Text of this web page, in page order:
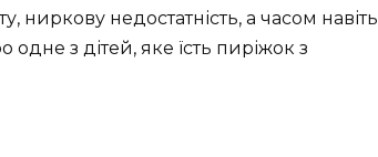
ниркову недостатність, а часом навіть
з дітей, яке їсть пиріжок з